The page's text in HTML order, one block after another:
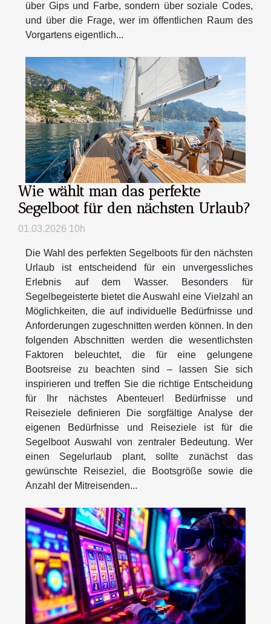
über Gips und Farbe, sondern über soziale Codes,
und über die Frage, wer im öffentlichen Raum des
Vorgartens eigentlich...
Wie wählt man das perfekte
Segelboot für den nächsten Urlaub?
01.03.2026 10h
Die Wahl des perfekten Segelboots für den nächsten
Urlaub ist entscheidend für ein unvergessliches
Erlebnis auf dem Wasser. Besonders für
Segelbegeisterte bietet die Auswahl eine Vielzahl an
Möglichkeiten, die auf individuelle Bedürfnisse und
Anforderungen zugeschnitten werden können. In den
folgenden Abschnitten werden die wesentlichsten
Faktoren beleuchtet, die für eine gelungene
Bootsreise zu beachten sind – lassen Sie sich
inspirieren und treffen Sie die richtige Entscheidung
für Ihr nächstes Abenteuer! Bedürfnisse und
Reiseziele definieren Die sorgfältige Analyse der
eigenen Bedürfnisse und Reiseziele ist für die
Segelboot Auswahl von zentraler Bedeutung. Wer
einen Segelurlaub plant, sollte zunächst das
gewünschte Reiseziel, die Bootsgröße sowie die
Anzahl der Mitreisenden...